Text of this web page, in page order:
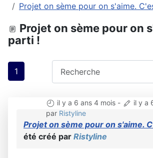
Projet on sème pour on s'aime.
Projet on sème pour on
parti !
1
il y a 6 ans 4 mois - il y a
par Ristyline
Projet on sème pour on s'aime.
été créé par Ristyline